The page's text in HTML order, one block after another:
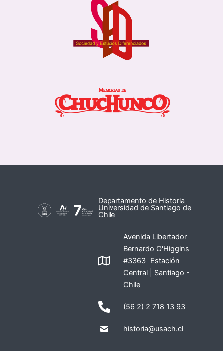
Departamento de Historia
Universidad de Santiago de
Chile
Avenida Libertador
Bernardo O'Higgins
#3363 Estación
Central | Santiago -
Chile
(56 2) 2 718 13 93
historia@usach.cl